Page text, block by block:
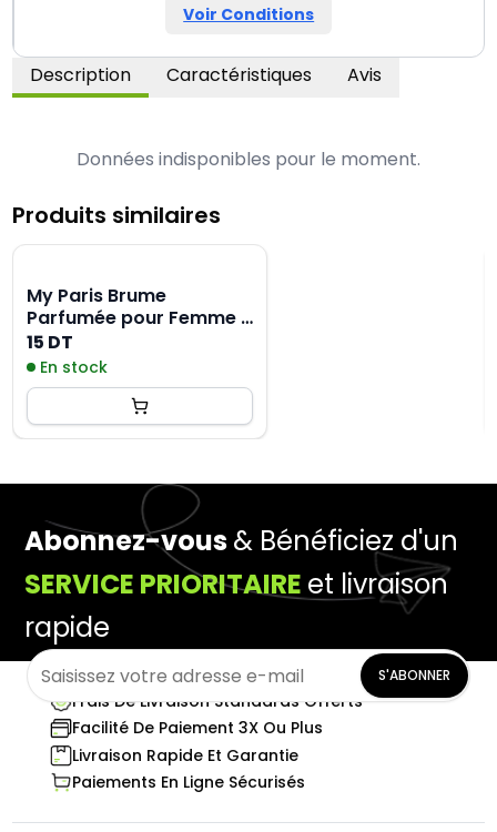
Voir Conditions
Description Caractéristiques Avis
Données indisponibles pour le moment.
Produits similaires
My Paris Brume
Parfumée pour Femme -
250ML
15 DT
En stock
Abonnez-vous& Bénéficiez d'un
SERVICE PRIORITAIRE et livraison
rapide
S'ABONNER
Frais De Livraison Standards Offerts
Facilité De Paiement 3X Ou Plus
Livraison Rapide Et Garantie
Paiements En Ligne Sécurisés